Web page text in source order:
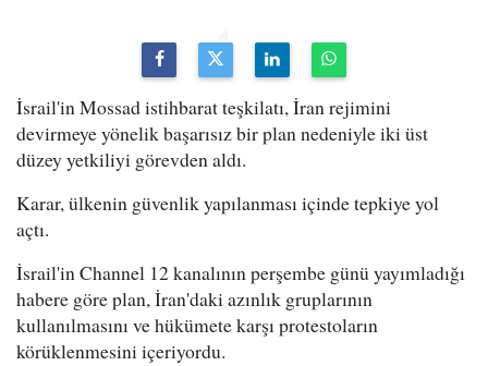
İsrail'in Mossad istihbarat teşkilatı, İran rejimini
devirmeye yönelik başarısız bir plan nedeniyle iki üst
düzey yetkiliyi görevden aldı.
Karar, ülkenin güvenlik yapılanması içinde tepkiye yol
açtı.
İsrail'in Channel 12 kanalının perşembe günü yayımladığı
habere göre plan, İran'daki azınlık gruplarının
kullanılmasını ve hükümete karşı protestoların
körüklenmesini içeriyordu.